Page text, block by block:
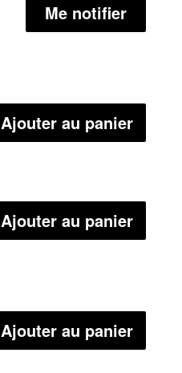
Me notifier
Ajouter au panier
Ajouter au panier
Ajouter au panier